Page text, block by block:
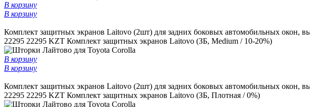
В корзину
В корзину
Комплект защитных экранов Laitovo (2шт) для задних боковых автомобильных окон,
22295 22295 KZT Комплект защитных экранов Laitovo (ЗБ, Medium / 10-20%)
В корзину
В корзину
Комплект защитных экранов Laitovo (2шт) для задних боковых автомобильных окон,
22295 22295 KZT Комплект защитных экранов Laitovo (ЗБ, Плотная / 0%)